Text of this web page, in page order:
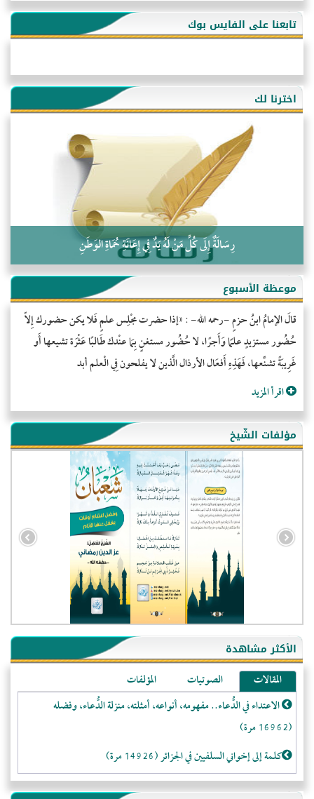
فقه النَّصيحة عند الصَّحابة الكرام رضي الله عنهم
لَا عِزَّةَ إِلَّا بِالإِسْلَامِ
هذه سبيلنا فماذا تنقمون؟!
أُسُـسُ بَـيْـتِ الـمُسْـلِمِ
التَّعْلِيمُ القُرْآنِي
كلمة إلى إخواني السلفيين في الجزائر
تابعنا على الفايس بوك
اخترنا لك
رِسَالَةٌ إِلَى كُلِّ مَنْ لَهُ يَدٌ فِي إِعَانَةِ حُمَاةِ الوَطَنِ
موعظة الأسبوع
قالَ الإمامُ ابنُ حزمٍ -رحمه الله- : «إذا حضرت مجْلِس علمٍ فَلا يكن حضورك إِلاّ
حُضُور مستزيدٍ علمًا وَأَجرًا، لا حُضُور مستغنٍ بِمَا عنْدك طَالبًا عَثْرَة تشيعها أَو
غَرِيبَةً تشنِّعها، فَهَذِهِ أَفعَال الأرذال الَّذين لا يفلحون فِي الْعلم أبد
اقرأ المزيد
مؤلفات الشّيخ
الأكثر مشاهدة
المقالات الصوتيات
المؤلفات
الاعتداء في الدُّعاء.. مفهومه، أنواعه، أمثلته، منزلة الدُّعاء، وفضله
(16962 مرة)
كلمة إلى إخواني السلفيين في الجزائر (14926 مرة)
لا تتَّبعوا عورات الـمسلمين (13375 مرة)
- الولايات المتحدة (72411)
- فيتنام (21564)
-غير معروف (21314)
- الصين (10626)
- كندا (10287)
- فرنسا (9145)
- روسيا (5536)
- المملكة المتحدة (5511)